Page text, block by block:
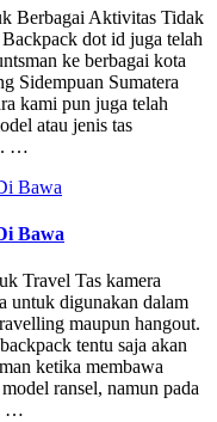
Berbagai Aktivitas Tidak
dot id juga telah
ke berbagai kota
Sidempuan Sumatera
kami pun juga telah
atau jenis tas
…
Bawa
Travel Tas kamera
untuk digunakan dalam
maupun hangout.
tentu saja akan
ketika membawa
ransel, namun pada
…